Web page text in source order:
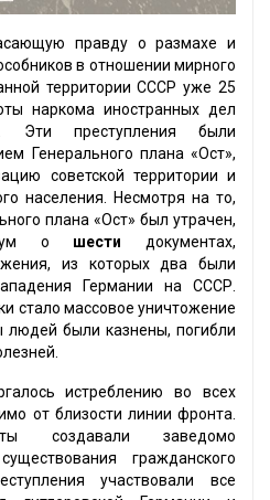
правду о размахе и
в отношении мирного
территории СССР уже 25
наркома иностранных дел
преступления были
Генерального плана «Ост»,
советской территории и
населения. Несмотря на то,
плана «Ост» был утрачен,
о шести документах,
из которых два были
Германии на СССР.
стало массовое уничтожение
были казнены, погибли
истреблению во всех
от близости линии фронта.
создавали заведомо
гражданского
участвовали все